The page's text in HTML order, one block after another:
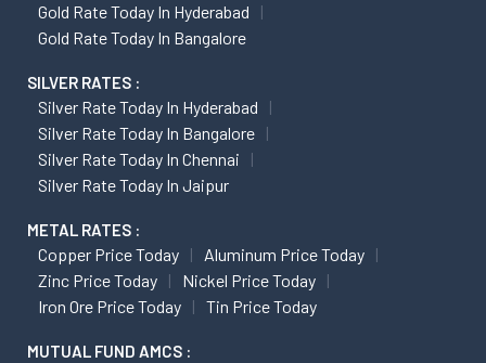
Gold Rate Today In Hyderabad
Gold Rate Today In Bangalore
SILVER RATES :
Silver Rate Today In Hyderabad
Silver Rate Today In Bangalore
Silver Rate Today In Chennai
Silver Rate Today In Jaipur
METAL RATES :
Copper Price Today
Aluminum Price Today
Zinc Price Today
Nickel Price Today
Iron Ore Price Today
Tin Price Today
MUTUAL FUND AMCS :